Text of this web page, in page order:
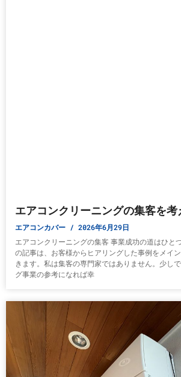
エアコンクリーニングの集客を考
エアコンカバー 2026年6月29日
エアコンクリーニングの集客 事業成功の道はひと
の記事は、お客様からヒアリングした事例をメイ
きます。私は集客の専門家ではありません。少し
グ事業の参考になれば幸